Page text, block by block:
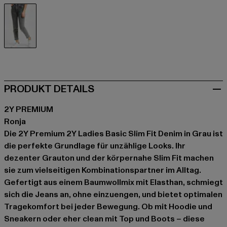
PRODUKT DETAILS
2Y PREMIUM
Ronja
Die 2Y Premium 2Y Ladies Basic Slim Fit Denim in Grau ist
die perfekte Grundlage für unzählige Looks. Ihr
dezenter Grauton und der körpernahe Slim Fit machen
sie zum vielseitigen Kombinationspartner im Alltag.
Gefertigt aus einem Baumwollmix mit Elasthan, schmiegt
sich die Jeans an, ohne einzuengen, und bietet optimalen
Tragekomfort bei jeder Bewegung. Ob mit Hoodie und
Sneakern oder eher clean mit Top und Boots – diese